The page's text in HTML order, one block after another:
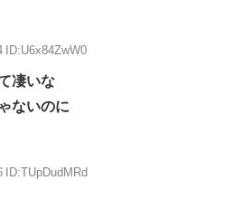
ID:U6x84ZwW0
凄いな
ないのに
ID:TUpDudMRd